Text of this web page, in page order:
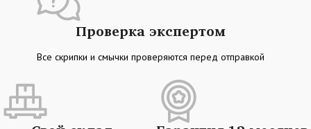
Проверка экспертом
Все скрипки и смычки проверяются перед отправкой